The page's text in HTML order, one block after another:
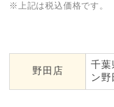
※上記は税込価格です。
野田店
千葉
ン